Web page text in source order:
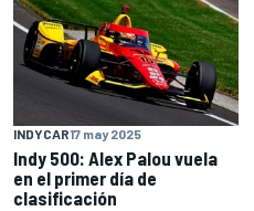
INDYCAR17 may 2025
Indy 500: Alex Palou vuela
en el primer día de
clasificación